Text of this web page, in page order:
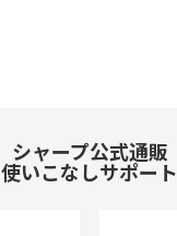
シャープ公式通販
使いこなしサポート